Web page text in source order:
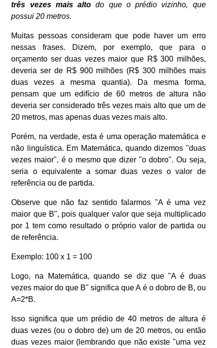
três vezes mais alto do que o prédio vizinho, que
possui 20 metros.
Muitas pessoas consideram que pode haver um erro
nessas frases. Dizem, por exemplo, que para o
orçamento ser duas vezes maior que R$ 300 milhões,
deveria ser de R$ 900 milhões (R$ 300 milhões mais
duas vezes a mesma quantia). Da mesma forma,
pensam que um edifício de 60 metros de altura não
deveria ser considerado três vezes mais alto que um de
20 metros, mas apenas duas vezes mais alto.
Porém, na verdade, esta é uma operação matemática e
não linguística. Em Matemática, quando dizemos "duas
vezes maior", é o mesmo que dizer "o dobro". Ou seja,
seria o equivalente a somar duas vezes o valor de
referência ou de partida.
Observe que não faz sentido falarmos "A é uma vez
maior que B", pois qualquer valor que seja multiplicado
por 1 tem como resultado o próprio valor de partida ou
de referência.
Exemplo: 100 x 1 = 100
Logo, na Matemática, quando se diz que "A é duas
vezes maior do que B" significa que A é o dobro de B, ou
A=2*B.
Isso significa que um prédio de 40 metros de altura é
duas vezes (ou o dobro de) um de 20 metros, ou então
duas vezes maior (lembrando que não existe "uma vez